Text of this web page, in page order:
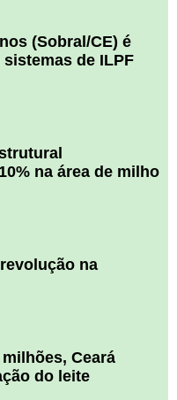
(Sobral/CE) é
de ILPF
na área de milho
na
Ceará
do leite